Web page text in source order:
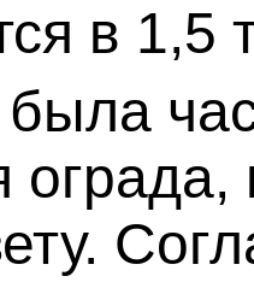
в 1,5